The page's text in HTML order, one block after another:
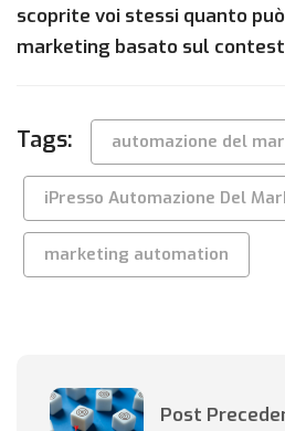
scoprite voi stessi quanto
marketing basato sul
Tags: automazione del
iPresso Automazione Del
marketing automation
Post